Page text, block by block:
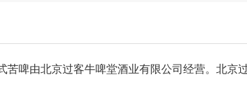
啤由北京过客牛啤堂酒业有限公司经营。北京